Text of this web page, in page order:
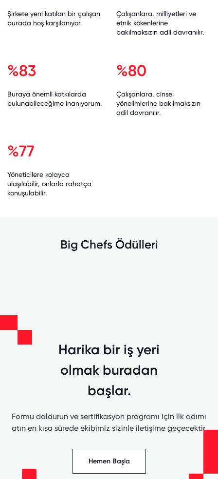
Şirkete yeni katılan bir çalışan
burada hoş karşılanıyor.
Çalışanlara, milliyetleri ve
etnik kökenlerine
bakılmaksızın adil davranılır.
%83
Buraya önemli katkılarda
bulunabileceğime inanıyorum.
%80
Çalışanlara, cinsel
yönelimlerine bakılmaksızın
adil davranılır.
%77
Yöneticilere kolayca
ulaşılabilir, onlarla rahatça
konuşulabilir.
Big Chefs Ödülleri
Harika bir iş yeri
olmak buradan
başlar.
Formu doldurun ve sertifikasyon programı için ilk adımı
atın en kısa sürede ekibimiz sizinle iletişime geçecektir.
Hemen Başla